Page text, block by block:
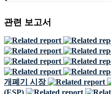
관련 보고서
개폐기 시장
(ESP)